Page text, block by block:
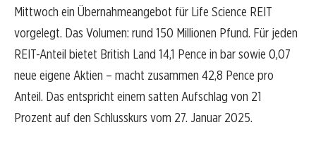
Mittwoch ein Übernahmeangebot für Life Science REIT
vorgelegt. Das Volumen: rund 150 Millionen Pfund. Für jeden
REIT-Anteil bietet British Land 14,1 Pence in bar sowie 0,07
neue eigene Aktien – macht zusammen 42,8 Pence pro
Anteil. Das entspricht einem satten Aufschlag von 21
Prozent auf den Schlusskurs vom 27. Januar 2025.